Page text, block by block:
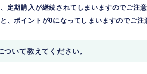
定期購入が継続されてしまいますのでご注意
、ポイントが0になってしまいますのでご注
いて教えてください。